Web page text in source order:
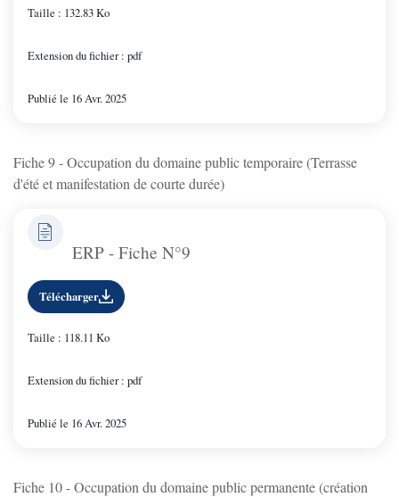
Taille : 132.83 Ko
Extension du fichier : pdf
Publié le 16 Avr. 2025
Fiche 9 - Occupation du domaine public temporaire (Terrasse
d'été et manifestation de courte durée)
ERP - Fiche N°9
Télécharger
Taille : 118.11 Ko
Extension du fichier : pdf
Publié le 16 Avr. 2025
Fiche 10 - Occupation du domaine public permanente (création